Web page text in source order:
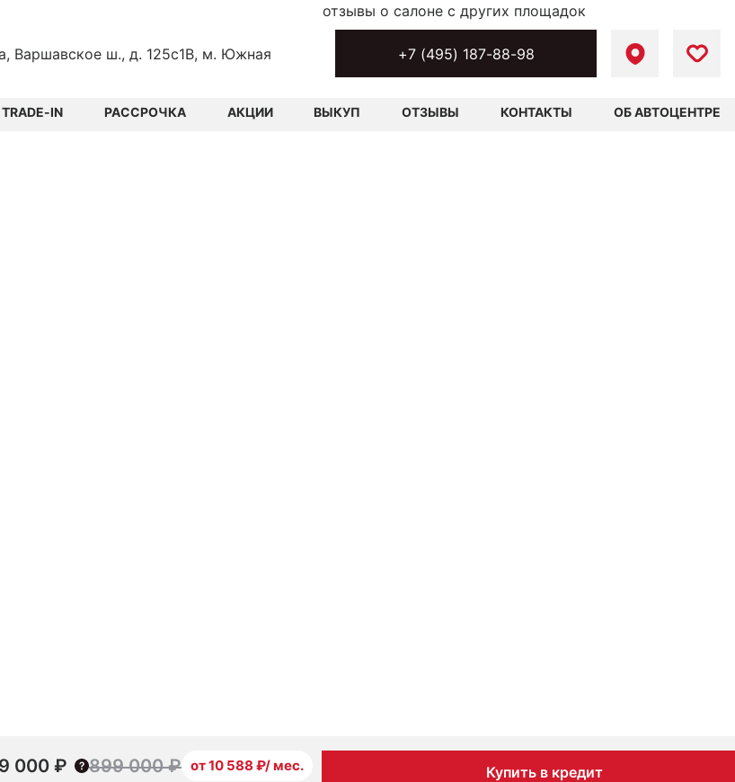
Варшавское ш., д. 125с1В, м. Южная +7 (495) 187-88-98
TRADE-IN РАССРОЧКА АКЦИИ ВЫКУП ОТЗЫВЫ КОНТАКТЫ ОБ АВТОЦЕНТРЕ
отзывы о салоне с других площадок
000 ₽ 899 000 ₽ от 10 588 ₽/ мес. Купить в кредит